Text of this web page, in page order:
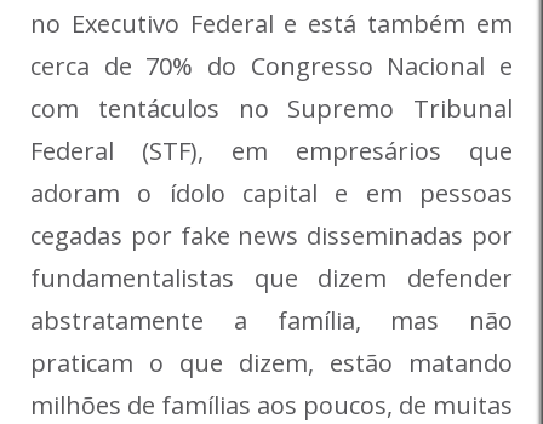
no Executivo Federal e está também em
cerca de 70% do Congresso Nacional e
com tentáculos no Supremo Tribunal
Federal (STF), em empresários que
adoram o ídolo capital e em pessoas
cegadas por fake news disseminadas por
fundamentalistas que dizem defender
abstratamente a família, mas não
praticam o que dizem, estão matando
milhões de famílias aos poucos, de muitas